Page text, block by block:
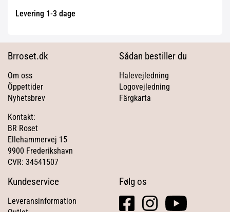
Levering 1-3 dage
Brroset.dk
Om oss
Öppettider
Nyhetsbrev
Kontakt:
BR Roset
Ellehammervej 15
9900 Frederikshavn
CVR: 34541507
Sådan bestiller du
Halevejledning
Logovejledning
Färgkarta
Kundeservice
Leveransinformation
Følg os
facebookinstagramyoutube